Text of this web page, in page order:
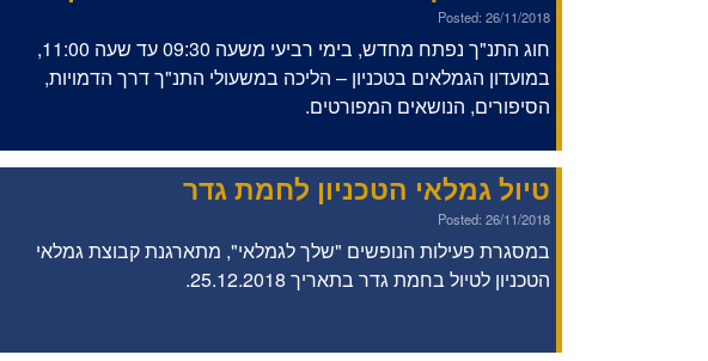
Posted: 26/11/2018
חוג התנ"ך נפתח מחדש, בימי רביעי משעה 09:30 עד שעה 11:00,
במועדון הגמלאים בטכניון – הליכה במשעולי התנ"ך דרך הדמויות,
הסיפורים, הנושאים המפורטים.
טיול גמלאי הטכניון לחמת גדר
Posted: 26/11/2018
במסגרת פעילות הנופשים "שלך לגמלאי", מתארגנת קבוצת גמלאי
הטכניון לטיול בחמת גדר בתאריך 25.12.2018.